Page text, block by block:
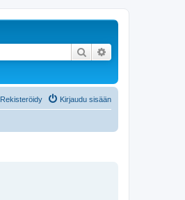
Etsi
Kirjaudu sisään
Rekisteröidy